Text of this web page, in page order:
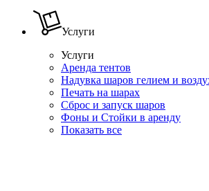
Услуги
Услуги
Аренда тентов
Надувка шаров гелием и
Печать на шарах
Сброс и запуск шаров
Фоны и Стойки в аренду
Показать все